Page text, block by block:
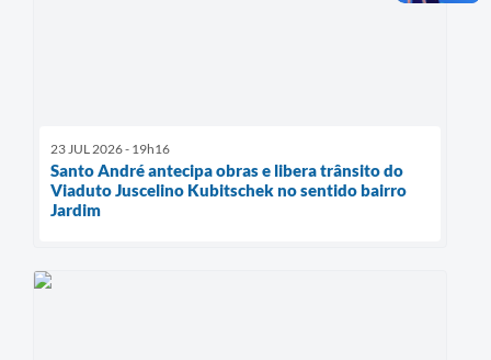
23 JUL 2026 - 19h16
Santo André antecipa obras e libera trânsito do
Viaduto Juscelino Kubitschek no sentido bairro
Jardim